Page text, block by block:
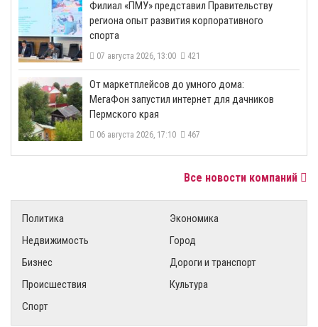
​Филиал «ПМУ» представил Правительству
региона опыт развития корпоративного
спорта
07 августа 2026, 13:00 421
От маркетплейсов до умного дома:
МегаФон запустил интернет для дачников
Пермского края
06 августа 2026, 17:10 467
Все новости компаний
Политика
Экономика
Недвижимость
Город
Бизнес
Дороги и транспорт
Происшествия
Культура
Спорт